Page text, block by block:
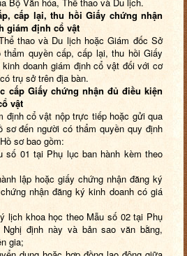
Bộ Văn hóa, Thể thao và Du lịch.
cấp lại, thu hồi Giấy chứng nhận
giám định cổ vật
thao và Du lịch hoặc Giám đốc Sở
quyền cấp, cấp lại, thu hồi Giấy
doanh giám định cổ vật đối với cơ
trụ sở trên địa bàn.
cấp Giấy chứng nhận đủ điều kiện
vật
định cổ vật nộp trực tiếp hoặc gửi qua
sơ đến người có thẩm quyền quy định
sơ bao gồm:
số 01 tại Phụ lục ban hành kèm theo
lập hoặc giấy chứng nhận đăng ký
nhận đăng ký kinh doanh có giá
lịch khoa học theo Mẫu số 02 tại Phụ
định này và bản sao văn bằng,
gia;